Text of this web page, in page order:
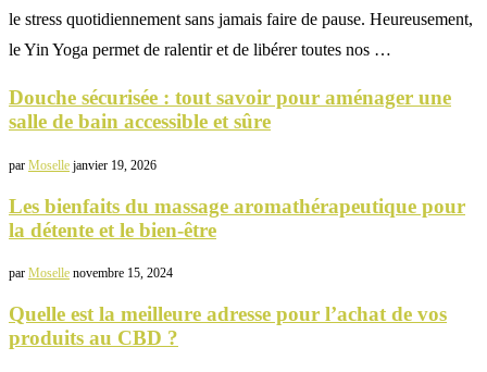
le stress quotidiennement sans jamais faire de pause. Heureusement,
le Yin Yoga permet de ralentir et de libérer toutes nos …
Douche sécurisée : tout savoir pour aménager une
salle de bain accessible et sûre
par Moselle janvier 19, 2026
Les bienfaits du massage aromathérapeutique pour
la détente et le bien-être
par Moselle novembre 15, 2024
Quelle est la meilleure adresse pour l’achat de vos
produits au CBD ?